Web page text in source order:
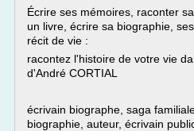
Écrire ses mémoires, raconter
un livre, écrire sa biographie,
récit de vie :
racontez l'histoire de votre vie
d'André CORTIAL
écrivain biographe, saga
biographie, auteur, écrivain